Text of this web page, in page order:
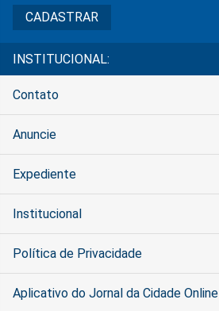
INSTITUCIONAL:
Contato
Anuncie
Expediente
Institucional
Política de Privacidade
Aplicativo do Jornal da Cidade Online